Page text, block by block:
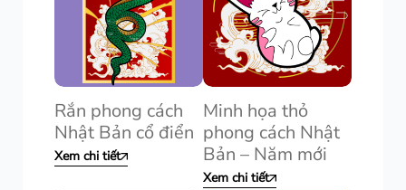
Rắn phong cách
Nhật Bản cổ điển
Xem chi tiết
Minh họa thỏ
phong cách Nhật
Bản – Năm mới
Xem chi tiết